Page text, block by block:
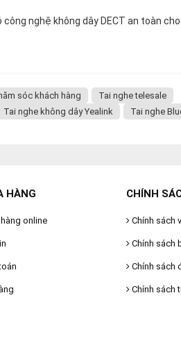
nghệ không dây DECT an toàn
sóc khách hàng
Tai nghe telesale
Tai nghe không dây Yealink Tai nghe
HÀNG
online
CHÍNH
Chính sách
Chính sách
Chính sách
Chính sách